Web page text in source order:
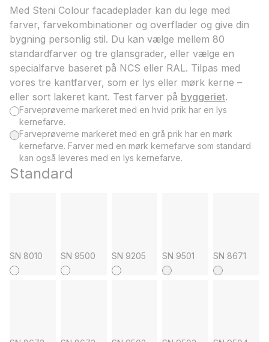
Med Steni Colour facadeplader kan du lege med
farver, farvekombinationer og overflader og give din
bygning personlig stil. Du kan vælge mellem 80
standardfarver og tre glansgrader, eller vælge en
specialfarve baseret på NCS eller RAL. Tilpas med
vores tre kantfarver, som er lys eller mørk kerne –
eller sort lakeret kant. Test farver på byggeriet.
Farveprøverne markeret med en hvid prik har en lys
kernefarve.
Farveprøverne markeret med en grå prik har en mørk
kernefarve. Farver med en mørk kernefarve som standard
kan også leveres med en lys kernefarve.
Standard
SN 8010 SN 9500 SN 9205 SN 9501 SN 8671